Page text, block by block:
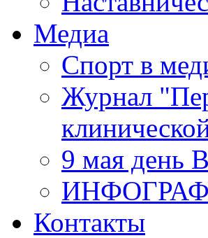
Медиа
Спорт в
Журнал
9 мая день
Контакты